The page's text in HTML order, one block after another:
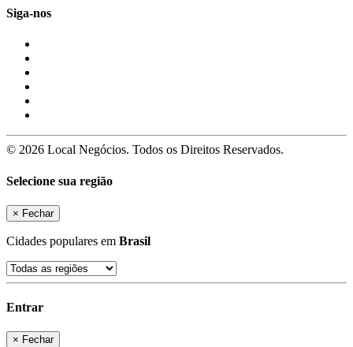
Siga-nos
© 2026 Local Negócios. Todos os Direitos Reservados.
Selecione sua região
× Fechar
Cidades populares em Brasil
Entrar
× Fechar